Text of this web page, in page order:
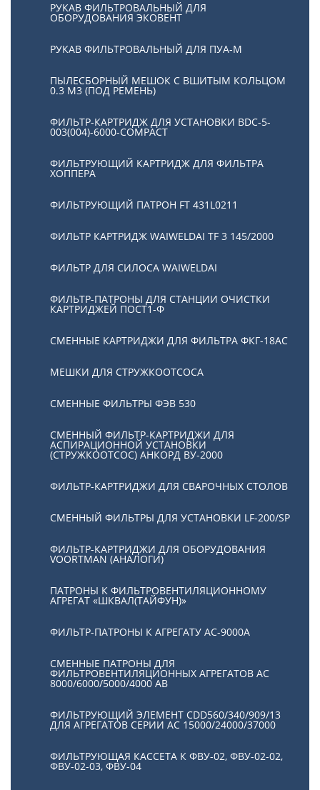
РУКАВ ФИЛЬТРОВАЛЬНЫЙ ДЛЯ
ОБОРУДОВАНИЯ ЭКОВЕНТ
РУКАВ ФИЛЬТРОВАЛЬНЫЙ ДЛЯ ПУА-М
ПЫЛЕСБОРНЫЙ МЕШОК С ВШИТЫМ КОЛЬЦОМ
0.3 М3 (ПОД РЕМЕНЬ)
ФИЛЬТР-КАРТРИДЖ ДЛЯ УСТАНОВКИ BDC-5-
003(004)-6000-COMPACT
ФИЛЬТРУЮЩИЙ КАРТРИДЖ ДЛЯ ФИЛЬТРА
ХОППЕРА
ФИЛЬТРУЮЩИЙ ПАТРОН FT 431L0211
ФИЛЬТР КАРТРИДЖ WAIWELDAI TF 3 145/2000
ФИЛЬТР ДЛЯ СИЛОСА WAIWELDAI
ФИЛЬТР-ПАТРОНЫ ДЛЯ СТАНЦИИ ОЧИСТКИ
КАРТРИДЖЕЙ ПОСТ1-Ф
СМЕННЫЕ КАРТРИДЖИ ДЛЯ ФИЛЬТРА ФКГ-18АС
МЕШКИ ДЛЯ СТРУЖКООТСОСА
СМЕННЫЕ ФИЛЬТРЫ ФЭВ 530
СМЕННЫЙ ФИЛЬТР-КАРТРИДЖИ ДЛЯ
АСПИРАЦИОННОЙ УСТАНОВКИ
(СТРУЖКООТСОС) АНКОРД ВУ-2000
ФИЛЬТР-КАРТРИДЖИ ДЛЯ СВАРОЧНЫХ СТОЛОВ
СМЕННЫЙ ФИЛЬТРЫ ДЛЯ УСТАНОВКИ LF-200/SP
ФИЛЬТР-КАРТРИДЖИ ДЛЯ ОБОРУДОВАНИЯ
VOORTMAN (АНАЛОГИ)
ПАТРОНЫ К ФИЛЬТРОВЕНТИЛЯЦИОННОМУ
АГРЕГАТ «ШКВАЛ(ТАЙФУН)»
ФИЛЬТР-ПАТРОНЫ К АГРЕГАТУ АС-9000А
СМЕННЫЕ ПАТРОНЫ ДЛЯ
ФИЛЬТРОВЕНТИЛЯЦИОННЫХ АГРЕГАТОВ АС
8000/6000/5000/4000 АВ
ФИЛЬТРУЮЩИЙ ЭЛЕМЕНТ CDD560/340/909/13
ДЛЯ АГРЕГАТОВ СЕРИИ АС 15000/24000/37000
ФИЛЬТРУЮЩАЯ КАССЕТА К ФВУ-02, ФВУ-02-02,
ФВУ-02-03, ФВУ-04